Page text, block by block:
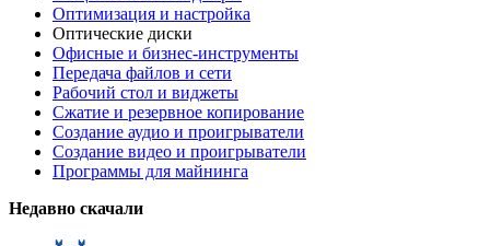
Оптимизация и настройка
Оптические диски
Офисные и бизнес-инструменты
Передача файлов и сети
Рабочий стол и виджеты
Сжатие и резервное копирование
Создание аудио и проигрыватели
Создание видео и проигрыватели
Программы для майнинга
Недавно скачали